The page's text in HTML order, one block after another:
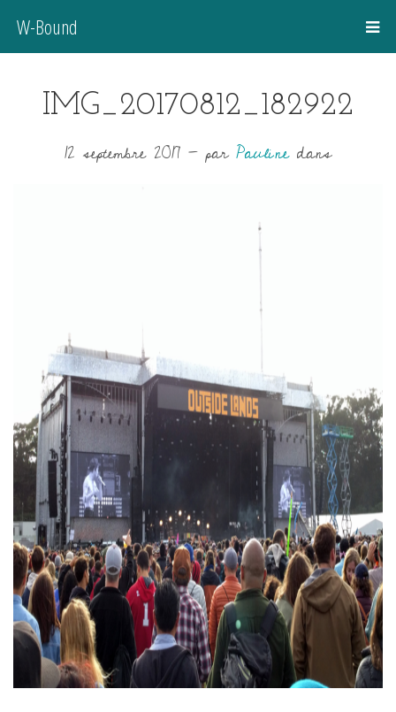
W-Bound
IMG_20170812_182922
12 septembre 2017 -parPaulinedans